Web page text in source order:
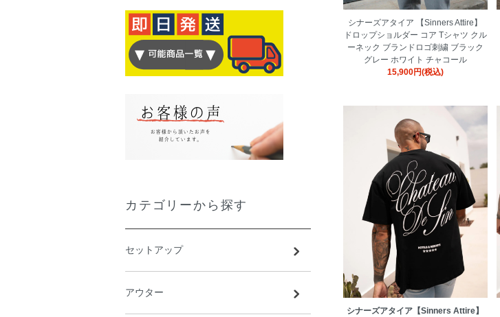
シナーズアタイア 【Sinners Attire】
ドロップショルダー コア Tシャツ クル
ーネック ブランドロゴ刺繍 ブラック
グレー ホワイト チャコール
15,900円(税込)
シナーズアタイア【Sinners Attire】
カテゴリーから探す
セットアップ
アウター